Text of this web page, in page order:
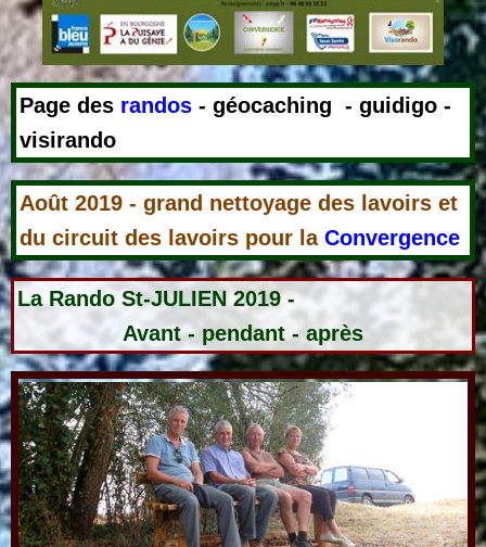
Page des randos - géocaching - guidigo -
visirando
Août 2019 - grand nettoyage des lavoirs et
du circuit des lavoirs pour la Convergence
La Rando St-JULIEN 2019 -
Avant - pendant - après